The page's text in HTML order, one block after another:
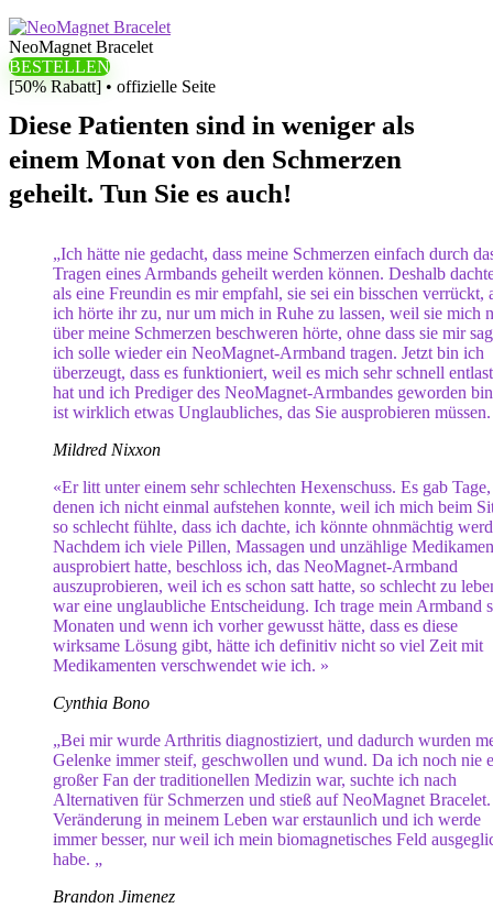
NeoMagnet Bracelet
BESTELLEN
[50% Rabatt] • offizielle Seite
Diese Patienten sind in weniger als
einem Monat von den Schmerzen
geheilt. Tun Sie es auch!
„Ich hätte nie gedacht, dass meine Schmerzen einfach durch
Tragen eines Armbands geheilt werden können. Deshalb
als eine Freundin es mir empfahl, sie sei ein bisschen verrückt,
ich hörte ihr zu, nur um mich in Ruhe zu lassen, weil sie mich
über meine Schmerzen beschweren hörte, ohne dass sie mir
ich solle wieder ein NeoMagnet-Armband tragen. Jetzt bin ich
überzeugt, dass es funktioniert, weil es mich sehr schnell
hat und ich Prediger des NeoMagnet-Armbandes geworden
ist wirklich etwas Unglaubliches, das Sie ausprobieren müssen.
Mildred Nixxon
«Er litt unter einem sehr schlechten Hexenschuss. Es gab
denen ich nicht einmal aufstehen konnte, weil ich mich beim
so schlecht fühlte, dass ich dachte, ich könnte ohnmächtig
Nachdem ich viele Pillen, Massagen und unzählige
ausprobiert hatte, beschloss ich, das NeoMagnet-Armband
auszuprobieren, weil ich es schon satt hatte, so schlecht zu
war eine unglaubliche Entscheidung. Ich trage mein Armband
Monaten und wenn ich vorher gewusst hätte, dass es diese
wirksame Lösung gibt, hätte ich definitiv nicht so viel Zeit mit
Medikamenten verschwendet wie ich. »
Cynthia Bono
„Bei mir wurde Arthritis diagnostiziert, und dadurch wurden
Gelenke immer steif, geschwollen und wund. Da ich noch nie
großer Fan der traditionellen Medizin war, suchte ich nach
Alternativen für Schmerzen und stieß auf NeoMagnet
Veränderung in meinem Leben war erstaunlich und ich werde
immer besser, nur weil ich mein biomagnetisches Feld
habe. „
Brandon Jimenez